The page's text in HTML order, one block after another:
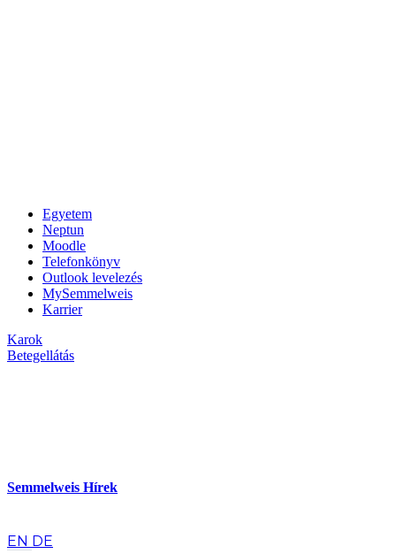
Egyetem
Neptun
Moodle
Telefonkönyv
Outlook levelezés
MySemmelweis
Karrier
Karok
Betegellátás
Semmelweis Hírek
EN DE